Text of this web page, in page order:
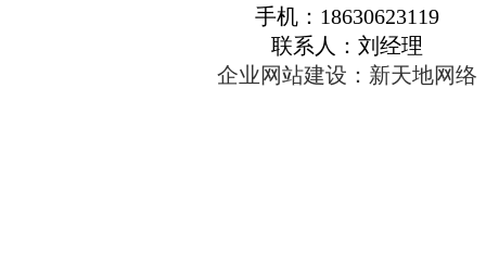
手机：18630623119
联系人：刘经理
企业网站建设：新天地网络